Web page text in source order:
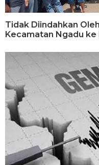
Tidak Diindahkan
Kecamatan Ngadu